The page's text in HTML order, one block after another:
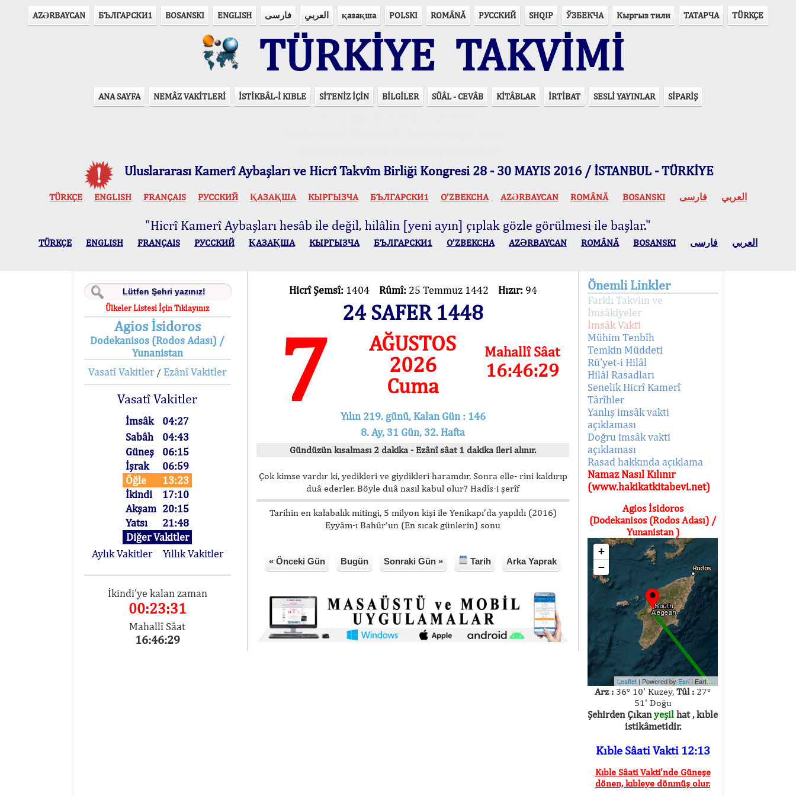
AZӘRBAYCAN БЪЛГАРСКИ1 BOSANSKI ENGLISH فارسی العربي қазақша POLSKI ROMÂNĂ РУССКИЙ SHQIP ЎЗБЕКЧА Кыргыз тили ТАТАРЧА TÜRKÇE
TÜRKİYE TAKVİMİ
ANA SAYFA NEMÂZ VAKİTLERİ İSTİKBÂL-İ KIBLE SİTENİZ İÇİN BİLGİLER SÜÂL - CEVÂB KİTÂBLAR İRTİBAT SESLİ YAYINLAR SİPARİŞ
Uluslararası Kamerî Aybaşları ve Hicrî Takvîm Birliği Kongresi 28 - 30 MAYIS 2016 / İSTANBUL - TÜRKİYE
TÜRKÇE ENGLISH FRANÇAIS РУССКИЙ ҚАЗАҚША КЫPГЫЗЧA БЪЛГАРСКИ1 O’ZBEKCHA AZӘRBAYCAN ROMÂNĂ BOSANSKI العربي فارسی
"Hicrî Kamerî Aybaşları hesâb ile değil, hilâlin [yeni ayın] çıplak gözle görülmesi ile başlar."
TÜRKÇE ENGLISH FRANÇAIS РУССКИЙ ҚАЗАҚША КЫPГЫЗЧA БЪЛГАРСКИ1 O’ZBEKCHA AZӘRBAYCAN ROMÂNĂ BOSANSKI العربي فارسی
Ülkeler Listesi İçin Tıklayınız
Agios İsidoros
Dodekanisos (Rodos Adası) /
Yunanistan
Vasatî Vakitler/ Ezânî Vakitler
Vasatî Vakitler
İmsâk
04:27
Sabâh
04:43
Güneş
06:15
İşrak
06:59
Öğle
13:23
İkindi
17:10
Akşam 20:15
Yatsı
21:48
Diğer Vakitler
Aylık Vakitler
Yıllık Vakitler
İkindi'ye kalan zaman
00:23:31
Mahallî Sâat
16:46:29
Hicrî Şemsî: 1404 Rûmî: 25 Temmuz 1442 Hızır: 94
24 SAFER 1448
7
AĞUSTOS
2026
Cuma
Mahallî Sâat
16:46:29
Yılın 219. günü, Kalan Gün : 146
8. Ay, 31 Gün, 32. Hafta
Gündüzün kısalması 2 dakika - Ezânî sâat 1 dakika ileri alınır.
Çok kimse vardır ki, yedikleri ve giydikleri haramdır. Sonra elle- rini kaldırıp
duâ ederler. Böyle duâ nasıl kabul olur? Hadîs-i şerîf
Tarihin en kalabalık mitingi, 5 milyon kişi ile Yenikapı’da yapıldı (2016)
Eyyâm-ı Bahûr’un (En sıcak günlerin) sonu
« Önceki Gün Bugün Sonraki Gün » Tarih Arka Yaprak
Önemli Linkler
Farklı Takvim ve
İmsâkiyeler
İmsâk Vakti
Mühim Tenbîh
Temkin Müddeti
Rü'yet-i Hilâl
Hilâl Rasadları
Senelik Hicrî Kamerî
Târîhler
Yanlış imsâk vakti
açıklaması
Doğru imsâk vakti
açıklaması
Rasad hakkında açıklama
Namaz Nasıl Kılınır
(www.hakikatkitabevi.net)
Agios İsidoros
(Dodekanisos (Rodos Adası) /
Yunanistan )
+
−
Leaflet | Powered by Esri | Earthstar Geographics
Arz : 36° 10' Kuzey, Tûl : 27°
51' Doğu
Şehirden Çıkanyeşil hat , kıble
istikâmetidir.
Kıble Sâati Vakti 12:13
Kıble Sâati Vakti'nde Güneşe
dönen, kıbleye dönmüş olur.